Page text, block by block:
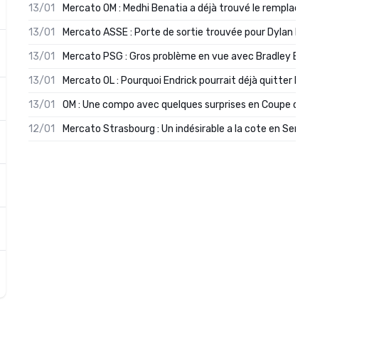
13/01
Mercato OM : Medhi Benatia a déjà trouvé le remplaçant de Robinio
13/01
Mercato ASSE : Porte de sortie trouvée pour Dylan Batubinsika
13/01
Mercato PSG : Gros problème en vue avec Bradley Barcola ?
13/01
Mercato OL : Pourquoi Endrick pourrait déjà quitter Lyon en janvier
13/01
OM : Une compo avec quelques surprises en Coupe de France
12/01
Mercato Strasbourg : Un indésirable a la cote en Serie A